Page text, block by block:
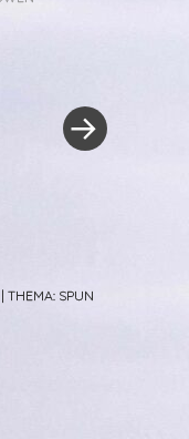
| THEMA: SPUN